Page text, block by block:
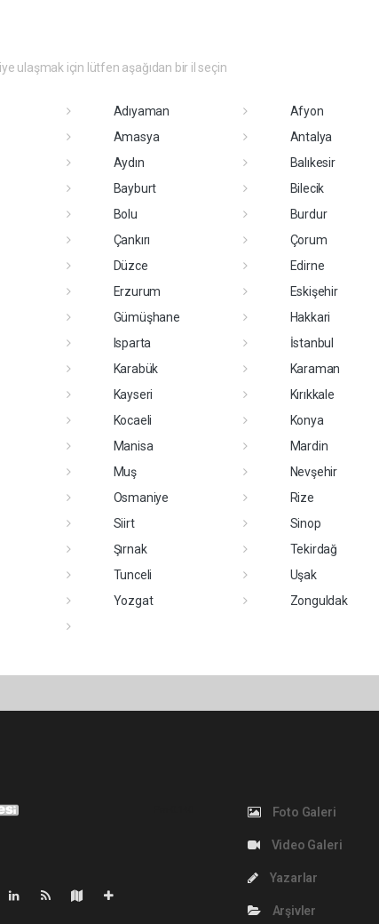
ulaşmak için lütfen aşağıdan bir il seçin
Adıyaman Afyon
Amasya Antalya
Aydın Balıkesir
Bayburt Bilecik
Bolu Burdur
Çankırı Çorum
Düzce Edirne
Erzurum Eskişehir
Gümüşhane Hakkari
Isparta İstanbul
Karabük Karaman
Kayseri Kırıkkale
Kocaeli Konya
Manisa Mardin
Muş Nevşehir
Osmaniye Rize
Siirt Sinop
Şırnak Tekirdağ
Tunceli Uşak
Yozgat Zonguldak
Foto Galeri
Video Galeri
Yazarlar
Arşivler